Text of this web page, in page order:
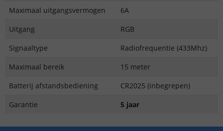
Maximaal uitgangsvermogen
6A
Uitgang
RGB
Signaaltype
Radiofrequentie (433Mhz)
Maximaal bereik
15 meter
Batterij afstandsbediening
CR2025 (inbegrepen)
Garantie
5 jaar